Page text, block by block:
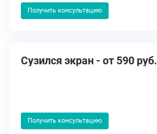
Получить консультацию
Cузился экран - от 590 руб.
Получить консультацию